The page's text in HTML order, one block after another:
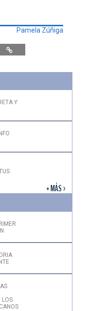
Pamela Zúñiga
Y
+ MÁS >
LOS